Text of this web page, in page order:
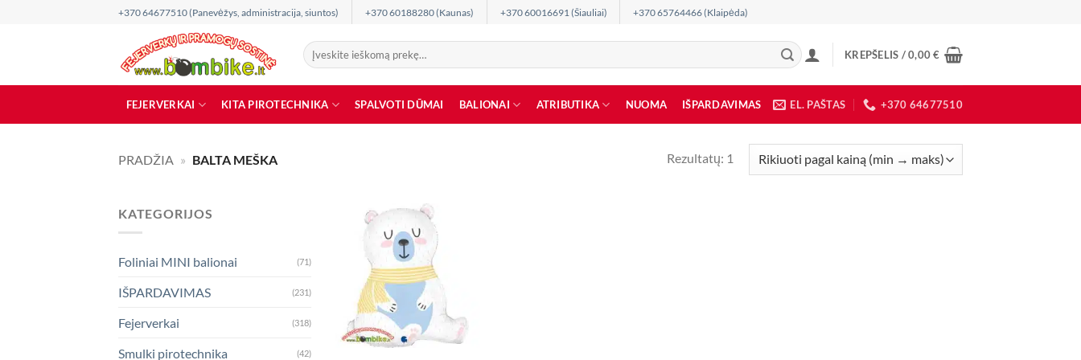
+370 64677510 (Panevėžys, administracija, siuntos) +370 60188280 (Kaunas) +370 60016691 (Šiauliai) +370 65764466 (Klaipėda)
Ieškoti:
KREPŠELIS /0,00€
FEJERVERKAI KITA PIROTECHNIKA SPALVOTI DŪMAI BALIONAI ATRIBUTIKA NUOMA IŠPARDAVIMAS EL. PAŠTAS +370 64677510
PRADŽIA » BALTA MEŠKA Rezultatų: 1
KATEGORIJOS
Foliniai MINI balionai (71)
IŠPARDAVIMAS (231)
Fejerverkai (318)
Smulki pirotechnika (42)